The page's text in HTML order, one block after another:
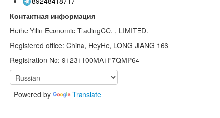
Контактная информация
Heihe Yilin Economic TradingCO. , LIMITED.
Registered office: China, HeyHe, LONG JIANG 166
Registration No: 91231100MA1F7QMP64
Powered by Translate